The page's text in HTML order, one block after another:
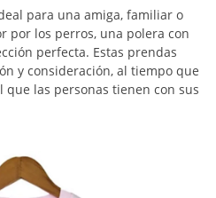
para una amiga, familiar o
por los perros, una polera con
perfecta. Estas prendas
y consideración, al tiempo que
que las personas tienen con sus